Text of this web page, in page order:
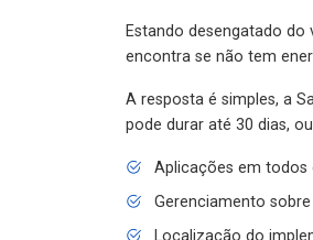
Estando desengatado
encontra se não tem
A resposta é simples, a
pode durar até 30 dias,
Aplicações em todos
Gerenciamento
Localização do